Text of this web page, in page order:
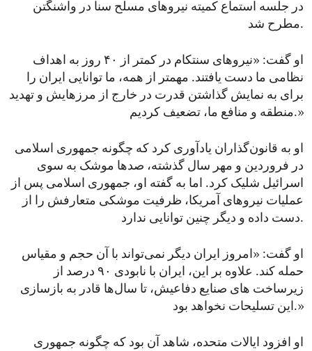
در جلسه استماع کمیته نیروهای مسلح سنا در واشنگتن
مطرح شد.
او گفت: «نیروهای سنتکام در کمتر از ۴۰ روز به اهداف
نظامی ما دست یافتند. مهمتر از همه، ما توانایی ایران را
برای به نمایش گذاشتن قدرت در خارج از مرزهایش و تهدید
منطقه و منافع ما، تضعیف کردیم.»
او به قانون‌گذاران یادآوری کرد که چگونه جمهوری اسلامی
در فروردین و مهر سال گذشته، صدها موشک به سوی
اسرائیل شلیک کرد. اما به گفته او، جمهوری اسلامی پس از
عملیات نیروهای آمریکا، ظرفیت موشکی متعارفش را از
دست داده و دیگر چنین توانایی ندارد.
او گفت: «امروز ایران دیگر نمی‌تواند با آن حجم و مقیاس
حمله کند. علاوه بر این، ایران با نابودی ۹۰ درصد از
زیرساخت های صنایع دفاعیش، تا سال‌ها قادر به بازسازی
این تسلیحات نخواهد بود.»
او افزود ایالات متحده، شاهد آن بود که چگونه جمهوری